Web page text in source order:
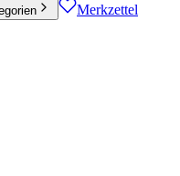
Merkzettel